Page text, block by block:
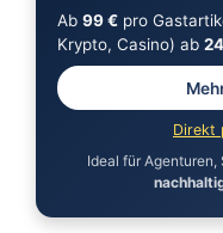
Ab 99 €pro
Krypto, Casino) ab
Direkt
Ideal für Agenturen,